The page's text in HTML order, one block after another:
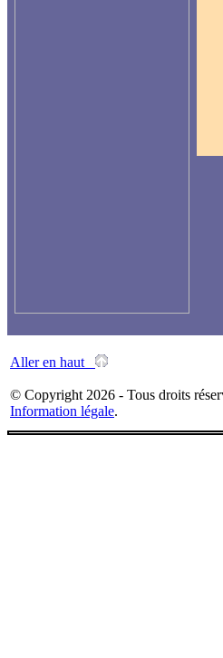
Aller en haut
© Copyright 2026 - Tous droits
Information légale.